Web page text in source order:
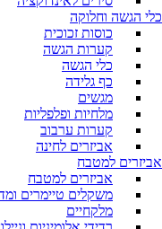
כלי הגשה וחלוקה
כוסות זכוכית
קערות הגשה
כלי הגשה
כף גלידה
מגשים
מלחיות ופלפליות
קערות ערבוב
אביזרים לחינה
אביזרים למטבח
אביזרים למטבח
משקלים טיימרים
מלקחיים